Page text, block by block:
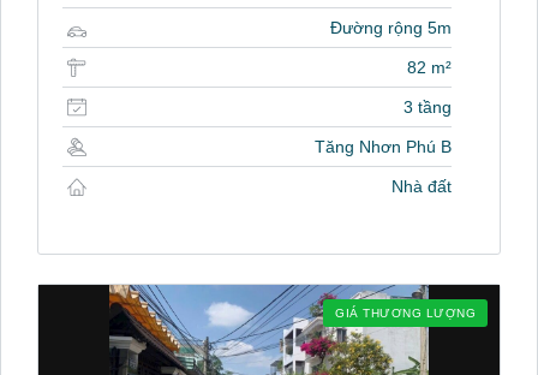
Đường rộng 5m
82 m²
3 tầng
Tăng Nhơn Phú B
Nhà đất
GIÁ THƯƠNG LƯỢNG